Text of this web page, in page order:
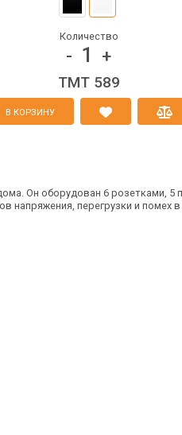
Количество
- 1 +
TMT 589
В КОРЗИНУ
Он оборудован 6 розетками,
перегрузки и помех в